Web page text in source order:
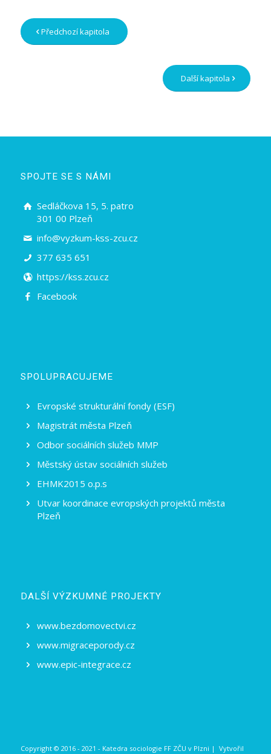
Předchozí kapitola
Další kapitola
SPOJTE SE S NÁMI
Sedláčkova 15, 5. patro
301 00 Plzeň
info@vyzkum-kss-zcu.cz
377 635 651
https://kss.zcu.cz
Facebook
SPOLUPRACUJEME
Evropské strukturální fondy (ESF)
Magistrát města Plzeň
Odbor sociálních služeb MMP
Městský ústav sociálních služeb
EHMK2015 o.p.s
Utvar koordinace evropských projektů města
Plzeň
DALŠÍ VÝZKUMNÉ PROJEKTY
www.bezdomovectvi.cz
www.migraceporody.cz
www.epic-integrace.cz
Copyright © 2016 - 2021 - Katedra sociologie FF ZČU v Plzni | Vytvořil